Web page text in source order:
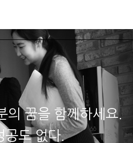
의 꿈을 함께하세요.
공도 없다.